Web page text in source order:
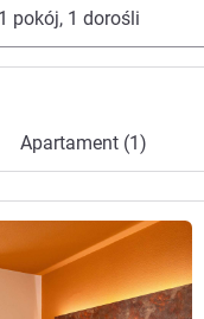
1 pokój, 1 dorośli
Apartament (1)